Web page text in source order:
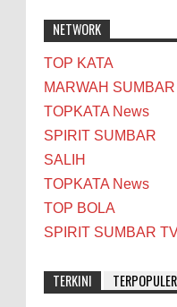
NETWORK
TOP KATA
MARWAH SUMBAR
TOPKATA News
SPIRIT SUMBAR
SALIH
TOPKATA News
TOP BOLA
SPIRIT SUMBAR
TERKINI TERPOPULER